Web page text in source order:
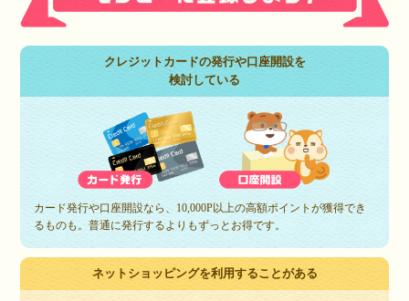
クレジットカードの発行や口座開設を
検討している
カード発行や口座開設なら、10,000P以上の高額ポイントが獲得でき
るものも。普通に発行するよりもずっとお得です。
ネットショッピングを利用することがある